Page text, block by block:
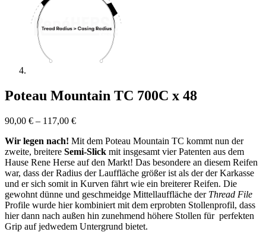
Poteau Mountain TC 700C x 48
90,00 € – 117,00 €
Wir legen nach! Mit dem Poteau Mountain TC kommt nun der
zweite, breitere Semi-Slick mit insgesamt vier Patenten aus dem
Hause Rene Herse auf den Markt! Das besondere an diesem Reifen
war, dass der Radius der Lauffläche größer ist als der der Karkasse
und er sich somit in Kurven fährt wie ein breiterer Reifen. Die
gewohnt dünne und geschmeidge Mittellauffläche der Thread File
Profile wurde hier kombiniert mit dem erprobten Stollenprofil, dass
hier dann nach außen hin zunehmend höhere Stollen für perfekten
Grip auf jedwedem Untergrund bietet.